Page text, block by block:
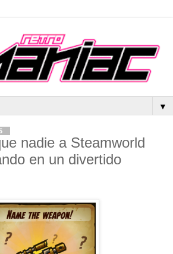
▼
nadie a Steamworld
en un divertido